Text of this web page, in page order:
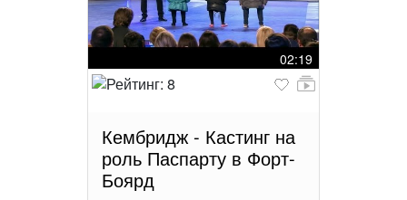
02:19
Кембридж - Кастинг на
роль Паспарту в Форт-
Боярд